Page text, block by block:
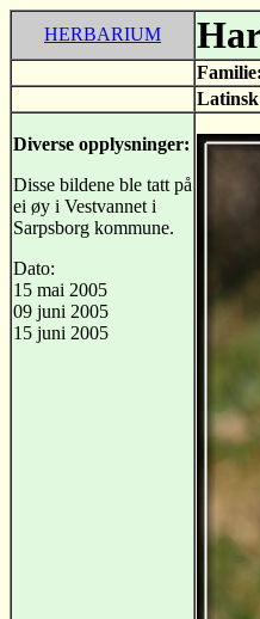
HERBARIUM
Familie:
Diverse opplysninger:
Disse bildene ble tatt på
ei øy i Vestvannet i
Sarpsborg kommune.
Dato:
15 mai 2005
09 juni 2005
15 juni 2005